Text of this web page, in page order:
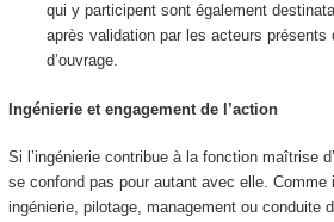
qui y participent sont également
après validation par les acteurs
d’ouvrage.
Ingénierie et engagement de l’action
Si l’ingénierie contribue à la fonction maîtrise
se confond pas pour autant avec elle. Comme
ingénierie, pilotage, management ou conduite